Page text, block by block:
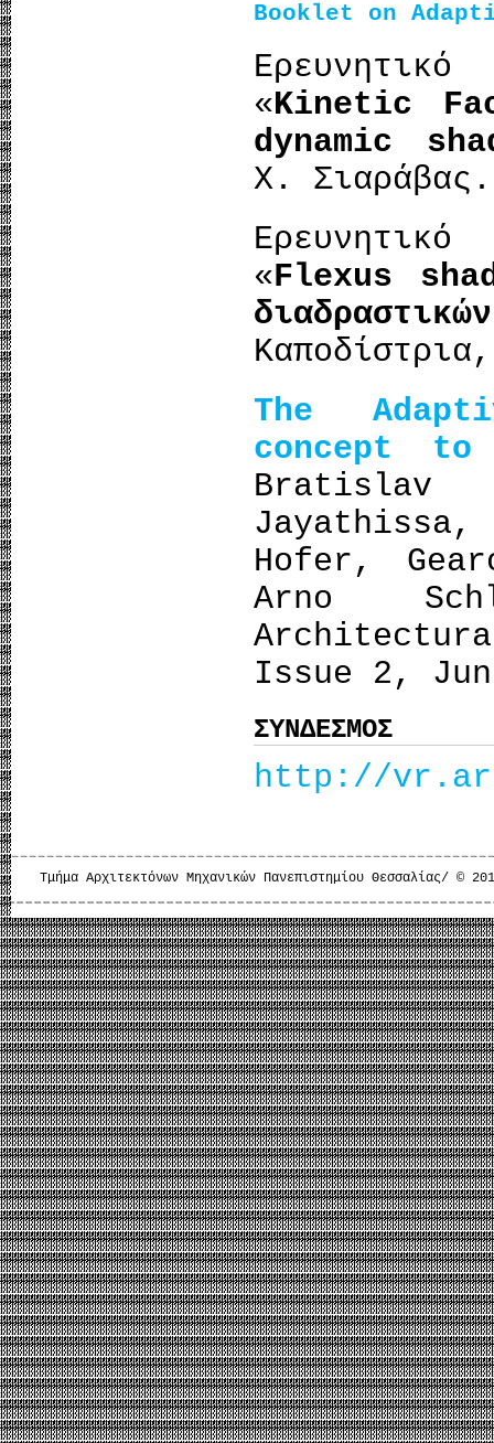
Booklet on
«Kinetic
dynamic
Χ. Σιαράβας.
«Flexus
The
concept to
Bratislav
Hofer,
Arno
Issue 2,
ΣΥΝΔΕΣΜΟΣ
http://
Τμήμα Αρχιτεκτόνων Μηχανικών Πανεπιστημίου Θεσσαλίας/ ©